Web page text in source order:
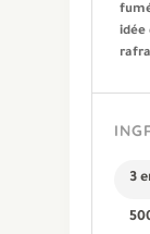
idée
3